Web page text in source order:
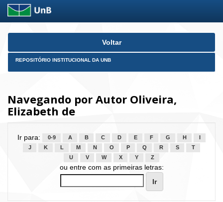
Skip
Voltar
REPOSITÓRIO INSTITUCIONAL DA UNB
Navegando por Autor Oliveira,
Elizabeth de
Ir para: 0-9 A B C D E F G H
J
K L M N O P Q R S
T
U
V W X Y Z
ou entre com as primeiras letras: